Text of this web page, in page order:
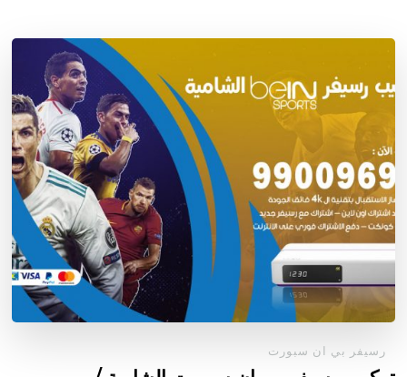
رسيفر بي ان سبورت